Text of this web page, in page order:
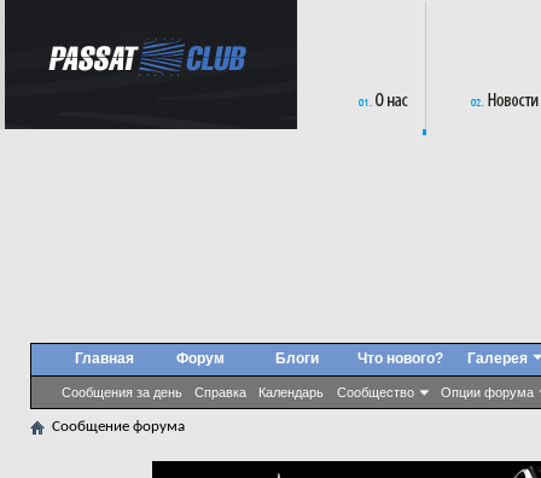
Главная Форум
Сообщения за день Справка Календарь Сообщество Опции форума
Блоги Что нового? Галерея
Сообщение форума